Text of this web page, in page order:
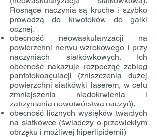
Rosnące naczynia są kruche i szybko
prowadzą do krwotoków do gałki
ocznej.
obecność neowaskularyzacji na
powierzchni nerwu wzrokowego i przy
naczyniach siatkówkowych. Ich
obecność nakazuje rozpocząć zabieg
panfotokoagulacji (zniszczenia dużej
powierzchni siatkówki laserem, w celu
zmniejszenia niedokrwienia i
zatrzymania nowotwórstwa naczyń).
obecność licznych wysięków twardych
na siatkówce (świadczy o przewlekłym
obrzęku i możliwej hiperlipidemii)